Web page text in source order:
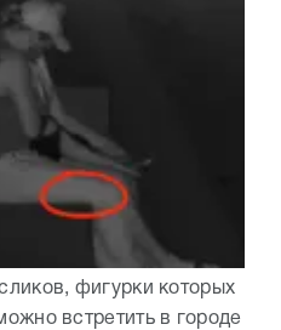
фигурки которых
встретить в городе